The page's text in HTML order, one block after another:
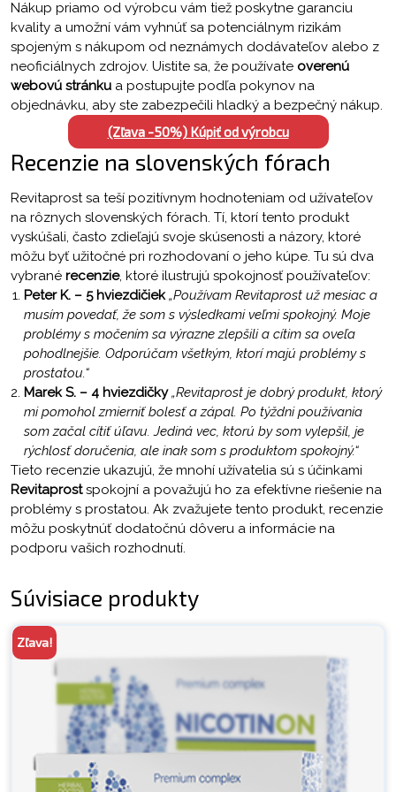
Nákup priamo od výrobcu vám tiež poskytne garanciu
kvality a umožní vám vyhnúť sa potenciálnym rizikám
spojeným s nákupom od neznámych dodávateľov alebo z
neoficiálnych zdrojov. Uistite sa, že používate overenú
webovú stránku a postupujte podľa pokynov na
objednávku, aby ste zabezpečili hladký a bezpečný nákup.
(Zľava -50%) Kúpiť od výrobcu
Recenzie na slovenských fórach
Revitaprost sa teší pozitívnym hodnoteniam od užívateľov
na rôznych slovenských fórach. Tí, ktorí tento produkt
vyskúšali, často zdieľajú svoje skúsenosti a názory, ktoré
môžu byť užitočné pri rozhodovaní o jeho kúpe. Tu sú dva
vybrané recenzie, ktoré ilustrujú spokojnosť používateľov:
Peter K. – 5 hviezdičiek „Používam Revitaprost už mesiac a
musím povedať, že som s výsledkami veľmi spokojný. Moje
problémy s močením sa výrazne zlepšili a cítim sa oveľa
pohodlnejšie. Odporúčam všetkým, ktorí majú problémy s
prostatou.“
Marek S. – 4 hviezdičky „Revitaprost je dobrý produkt, ktorý
mi pomohol zmierniť bolesť a zápal. Po týždni používania
som začal cítiť úľavu. Jediná vec, ktorú by som vylepšil, je
rýchlosť doručenia, ale inak som s produktom spokojný.“
Tieto recenzie ukazujú, že mnohí užívatelia sú s účinkami
Revitaprostspokojní a považujú ho za efektívne riešenie na
problémy s prostatou. Ak zvažujete tento produkt, recenzie
môžu poskytnúť dodatočnú dôveru a informácie na
podporu vašich rozhodnutí.
Súvisiace produkty
Zľava!